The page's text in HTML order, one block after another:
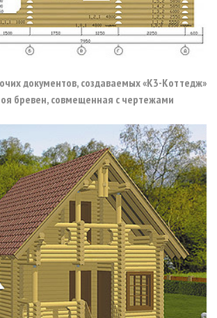
документов, создаваемых «К3-Коттедж»
бревен, совмещенная с чертежами